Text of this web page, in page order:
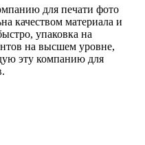
для печати фото
качеством материала и
упаковка на
на высшем уровне,
эту компанию для